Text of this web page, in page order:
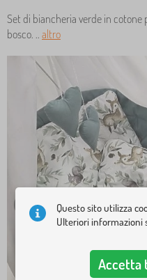
Set di biancheria verde in cotone
bosco. .. altro
Questo sito utilizza
Ulteriori informazioni
Accetta